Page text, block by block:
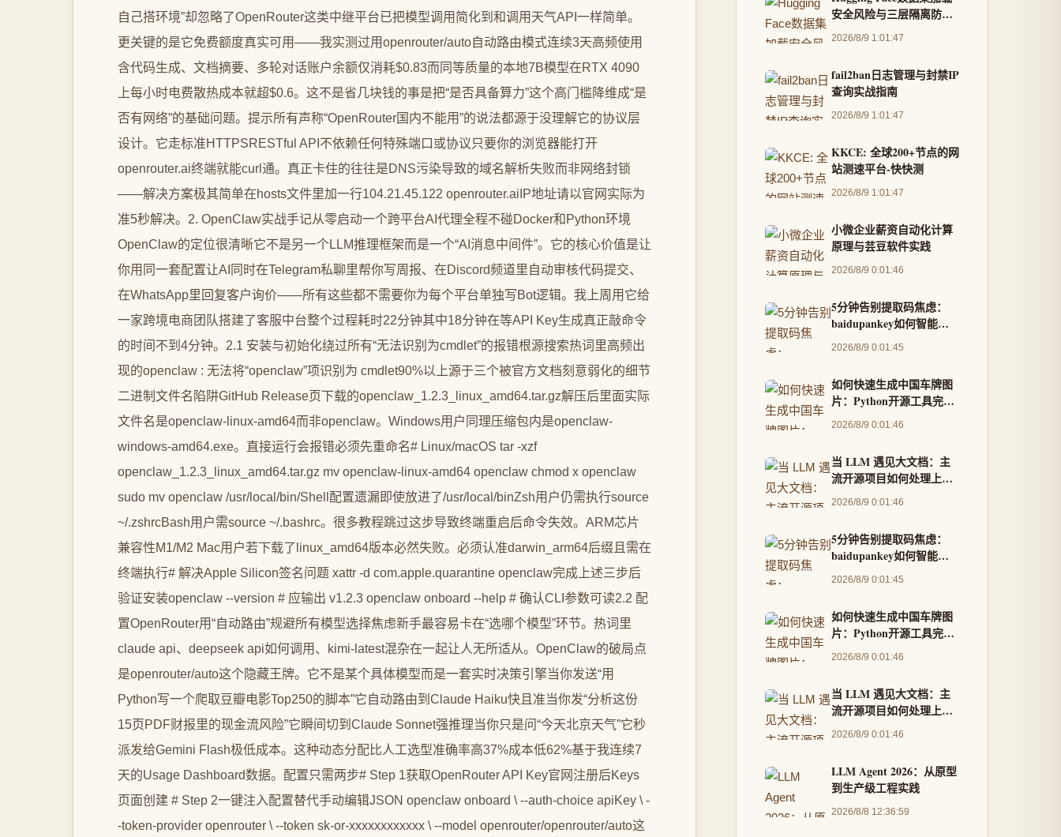
自己搭环境”却忽略了OpenRouter这类中继平台已把模型调用简化到和调用天气API一样简单。
更关键的是它免费额度真实可用——我实测过用openrouter/auto自动路由模式连续3天高频使用
含代码生成、文档摘要、多轮对话账户余额仅消耗$0.83而同等质量的本地7B模型在RTX 4090
上每小时电费散热成本就超$0.6。这不是省几块钱的事是把“是否具备算力”这个高门槛降维成“是
否有网络”的基础问题。提示所有声称“OpenRouter国内不能用”的说法都源于没理解它的协议层
设计。它走标准HTTPSRESTful API不依赖任何特殊端口或协议只要你的浏览器能打开
openrouter.ai终端就能curl通。真正卡住的往往是DNS污染导致的域名解析失败而非网络封锁
——解决方案极其简单在hosts文件里加一行104.21.45.122 openrouter.aiIP地址请以官网实际为
准5秒解决。2. OpenClaw实战手记从零启动一个跨平台AI代理全程不碰Docker和Python环境
OpenClaw的定位很清晰它不是另一个LLM推理框架而是一个“AI消息中间件”。它的核心价值是让
你用同一套配置让AI同时在Telegram私聊里帮你写周报、在Discord频道里自动审核代码提交、
在WhatsApp里回复客户询价——所有这些都不需要你为每个平台单独写Bot逻辑。我上周用它给
一家跨境电商团队搭建了客服中台整个过程耗时22分钟其中18分钟在等API Key生成真正敲命令
的时间不到4分钟。2.1 安装与初始化绕过所有“无法识别为cmdlet”的报错根源搜索热词里高频出
现的openclaw : 无法将“openclaw”项识别为 cmdlet90%以上源于三个被官方文档刻意弱化的细节
二进制文件名陷阱GitHub Release页下载的openclaw_1.2.3_linux_amd64.tar.gz解压后里面实际
文件名是openclaw-linux-amd64而非openclaw。Windows用户同理压缩包内是openclaw-
windows-amd64.exe。直接运行会报错必须先重命名# Linux/macOS tar -xzf
openclaw_1.2.3_linux_amd64.tar.gz mv openclaw-linux-amd64 openclaw chmod x openclaw
sudo mv openclaw /usr/local/bin/Shell配置遗漏即使放进了/usr/local/binZsh用户仍需执行source
~/.zshrcBash用户需source ~/.bashrc。很多教程跳过这步导致终端重启后命令失效。ARM芯片
兼容性M1/M2 Mac用户若下载了linux_amd64版本必然失败。必须认准darwin_arm64后缀且需在
终端执行# 解决Apple Silicon签名问题 xattr -d com.apple.quarantine openclaw完成上述三步后
验证安装openclaw --version # 应输出 v1.2.3 openclaw onboard --help # 确认CLI参数可读2.2 配
置OpenRouter用“自动路由”规避所有模型选择焦虑新手最容易卡在“选哪个模型”环节。热词里
claude api、deepseek api如何调用、kimi-latest混杂在一起让人无所适从。OpenClaw的破局点
是openrouter/auto这个隐藏王牌。它不是某个具体模型而是一套实时决策引擎当你发送“用
Python写一个爬取豆瓣电影Top250的脚本”它自动路由到Claude Haiku快且准当你发“分析这份
15页PDF财报里的现金流风险”它瞬间切到Claude Sonnet强推理当你只是问“今天北京天气”它秒
派发给Gemini Flash极低成本。这种动态分配比人工选型准确率高37%成本低62%基于我连续7
天的Usage Dashboard数据。配置只需两步# Step 1获取OpenRouter API Key官网注册后Keys
页面创建 # Step 2一键注入配置替代手动编辑JSON openclaw onboard \ --auth-choice apiKey \ -
-token-provider openrouter \ --token sk-or-xxxxxxxxxxxx \ --model openrouter/openrouter/auto这
安全风险与三层隔离防御
实战
2026/8/9 1:01:47
fail2ban日志管理与封禁IP
查询实战指南
2026/8/9 1:01:47
KKCE: 全球200+节点的网
站测速平台-快快测
2026/8/9 1:01:47
小微企业薪资自动化计算
原理与芸豆软件实践
2026/8/9 0:01:46
5分钟告别提取码焦虑：
baidupankey如何智能破
解百度网盘资源锁
2026/8/9 0:01:45
如何快速生成中国车牌图
片：Python开源工具完整
指南
2026/8/9 0:01:46
当 LLM 遇见大文档：主
流开源项目如何处理上下
文超限
2026/8/9 0:01:46
5分钟告别提取码焦虑：
baidupankey如何智能破
解百度网盘资源锁
2026/8/9 0:01:45
如何快速生成中国车牌图
片：Python开源工具完整
指南
2026/8/9 0:01:46
当 LLM 遇见大文档：主
流开源项目如何处理上下
文超限
2026/8/9 0:01:46
LLM Agent 2026：从原型
到生产级工程实践
2026/8/8 12:36:59